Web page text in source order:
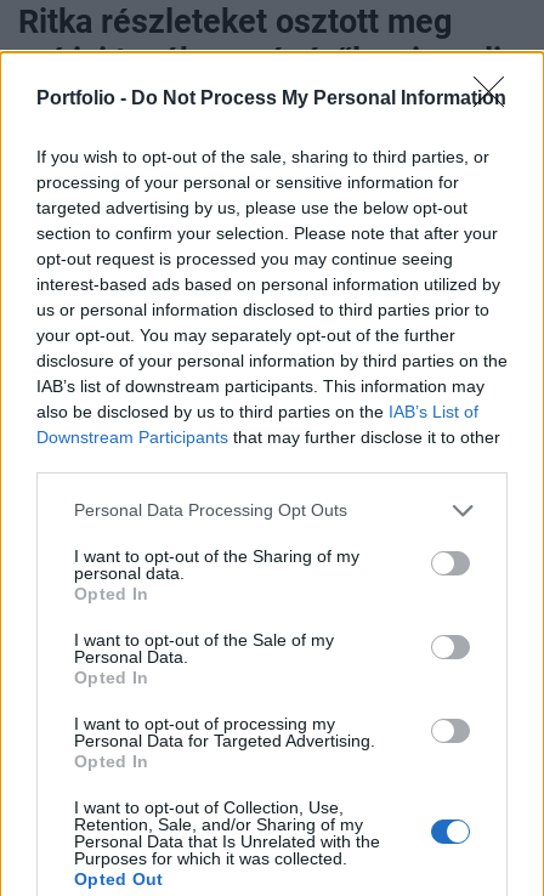
Portfolio - Do Not Process My Personal Information
If you wish to opt-out of the sale, sharing to third parties, or
processing of your personal or sensitive information for
targeted advertising by us, please use the below opt-out
section to confirm your selection. Please note that after your
opt-out request is processed you may continue seeing
interest-based ads based on personal information utilized by
us or personal information disclosed to third parties prior to
your opt-out. You may separately opt-out of the further
disclosure of your personal information by third parties on the
IAB’s list of downstream participants. This information may
also be disclosed by us to third parties on the IAB’s List of
Downstream Participants that may further disclose it to other
Personal Data Processing Opt Outs
I want to opt-out of the Sharing of my
personal data.
Opted In
I want to opt-out of the Sale of my
Personal Data.
Opted In
I want to opt-out of processing my
Personal Data for Targeted Advertising.
Opted In
I want to opt-out of Collection, Use,
Retention, Sale, and/or Sharing of my
Personal Data that Is Unrelated with the
Purposes for which it was collected.
Opted Out
Ritka részleteket osztott meg
szíriai tevékenységéről az izraeli
hadsereg
MTI
2024. február 03. 21:07
Az izraeli erők több mint 50 olyan célpontra
mértek csapást Szíriában tavaly október eleje óta,
amelyek az Irán által támogatott, síita libanoni
Hezbollahhoz köthetők - jelentette be szombati
tájékoztatóján Daniel Hagari, az izraeli hadsereg
szóvivője.
mondta Hagari. Az izraeli hadsereg a legritkábban oszt
meg részleteket, és rendszerint csak igen szűkszavúan
nyilatkozik szíriai műveleteiről. Hagari elmondta azt is,
hogy Libanonban mintegy 34 ezer Hezbollah-célpontot -
köztük határellenőrzési állásokat, fegyverraktárakat...
KEDVES OLVASÓNK!
A keresett cikk a portfolio.hu hírarchívumához
regisztrációhoz kötött.
Az előfizetés a következőket tartalmazza: